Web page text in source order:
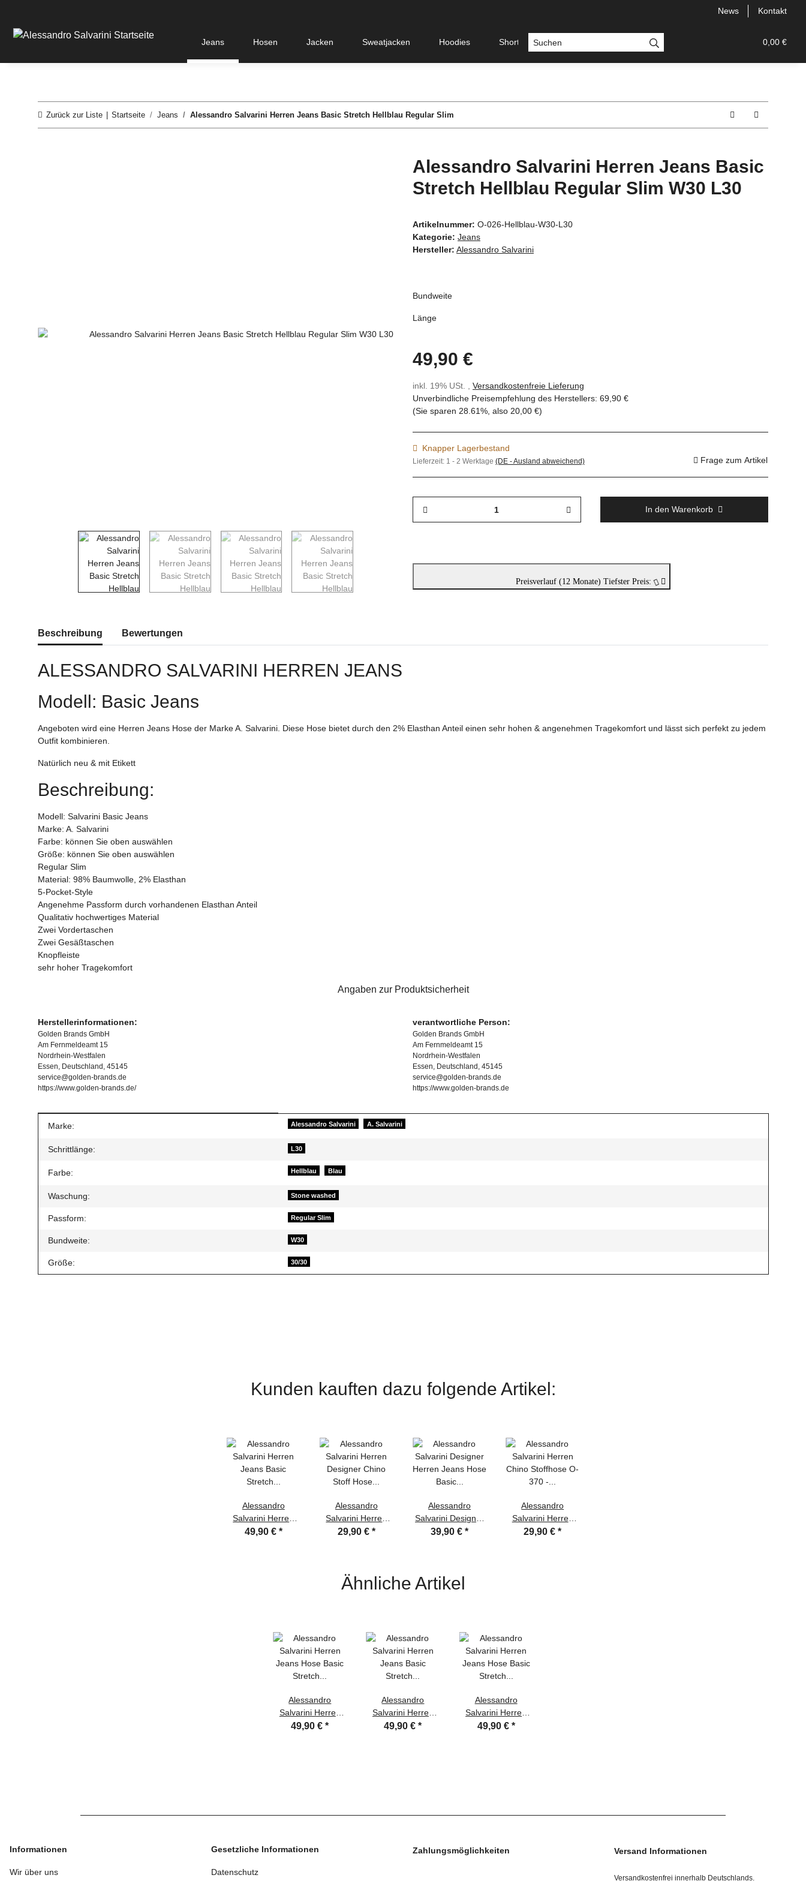
News Kontakt
0,00 €
Jeans Hosen Jacken Sweatjacken Hoodies Shorts & Bermudas
Zurück zur Liste Startseite Jeans Alessandro Salvarini Herren Jeans Basic Stretch Hellblau Regular Slim
Alessandro Salvarini Herren Jeans Basic
Stretch Hellblau Regular Slim W30 L30
Artikelnummer: O-026-Hellblau-W30-L30
Kategorie: Jeans
Hersteller: Alessandro Salvarini
Bundweite
Länge
49,90 €
inkl. 19% USt. , Versandkostenfreie Lieferung
Unverbindliche Preisempfehlung des Herstellers: 69,90 €
(Sie sparen 28.61%, also 20,00 €)
Knapper Lagerbestand
Lieferzeit: 1 - 2 Werktage (DE - Ausland abweichend) Frage zum Artikel
In den Warenkorb
Preisverlauf (12 Monate) Tiefster Preis:
Beschreibung Bewertungen
ALESSANDRO SALVARINI HERREN JEANS
Modell: Basic Jeans
Angeboten wird eine Herren Jeans Hose der Marke A. Salvarini. Diese Hose bietet durch den 2% Elasthan Anteil einen sehr hohen & angenehmen Tragekomfort und lässt sich perfekt zu jedem
Outfit kombinieren.
Natürlich neu & mit Etikett
Beschreibung:
Modell: Salvarini Basic Jeans
Marke: A. Salvarini
Farbe: können Sie oben auswählen
Größe: können Sie oben auswählen
Regular Slim
Material: 98% Baumwolle, 2% Elasthan
5-Pocket-Style
Angenehme Passform durch vorhandenen Elasthan Anteil
Qualitativ hochwertiges Material
Zwei Vordertaschen
Zwei Gesäßtaschen
Knopfleiste
sehr hoher Tragekomfort
Angaben zur Produktsicherheit
Herstellerinformationen:
Golden Brands GmbH
Am Fernmeldeamt 15
Nordrhein-Westfalen
Essen, Deutschland, 45145
service@golden-brands.de
https://www.golden-brands.de/
verantwortliche Person:
Golden Brands GmbH
Am Fernmeldeamt 15
Nordrhein-Westfalen
Essen, Deutschland, 45145
service@golden-brands.de
https://www.golden-brands.de
Produkteigenschaft
Wert
Marke: Alessandro Salvarini A. Salvarini
Schrittlänge: L30
Farbe: Hellblau Blau
Waschung: Stone washed
Passform: Regular Slim
Bundweite: W30
Größe: 30/30
Kunden kauften dazu folgende Artikel:
Alessandro
Salvarini Herren
Jeans Basic
49,90 € *
Alessandro
Salvarini Herren
Designer Chino
29,90 € *
Alessandro
Salvarini Designer
Herren Jeans Hose
39,90 €*
Alessandro
Salvarini Herren
Chino Stoffhose O-
29,90 €*
Ähnliche Artikel
Alessandro
Salvarini Herren
Jeans Hose Basic
49,90 €*
Alessandro
Salvarini Herren
Jeans Basic
49,90 €*
Alessandro
Salvarini Herren
Jeans Hose Basic
49,90 € *
Informationen
Wir über uns
Gesetzliche Informationen
Datenschutz
Zahlungsmöglichkeiten Versand Informationen
Versandkostenfrei innerhalb Deutschlands.